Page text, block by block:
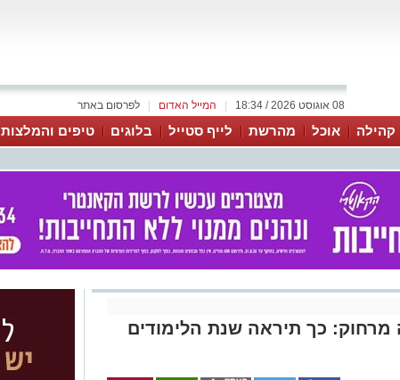
לפרסום באתר המייל האדום 08 אוגוסט 2026 / 18:34
קהילה אוכל מהרשת לייף סטייל בלוגים טיפים והמלצות
מרחוק: כך תיראה שנת הלימודים